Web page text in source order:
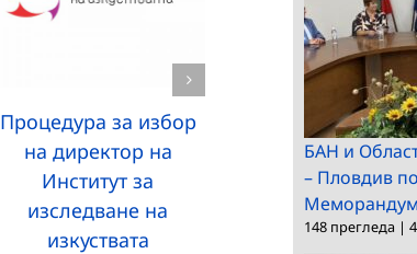
Процедура за избор
на директор на
Институт за
изследване на
изкуствата
Процедура за
на директор на
Институт за
балканистика с
Център по
тракология
БАН и
– Пловдив
Меморандум
148 прегледа |